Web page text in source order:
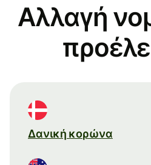
Αλλαγή
Δανική κορώνα